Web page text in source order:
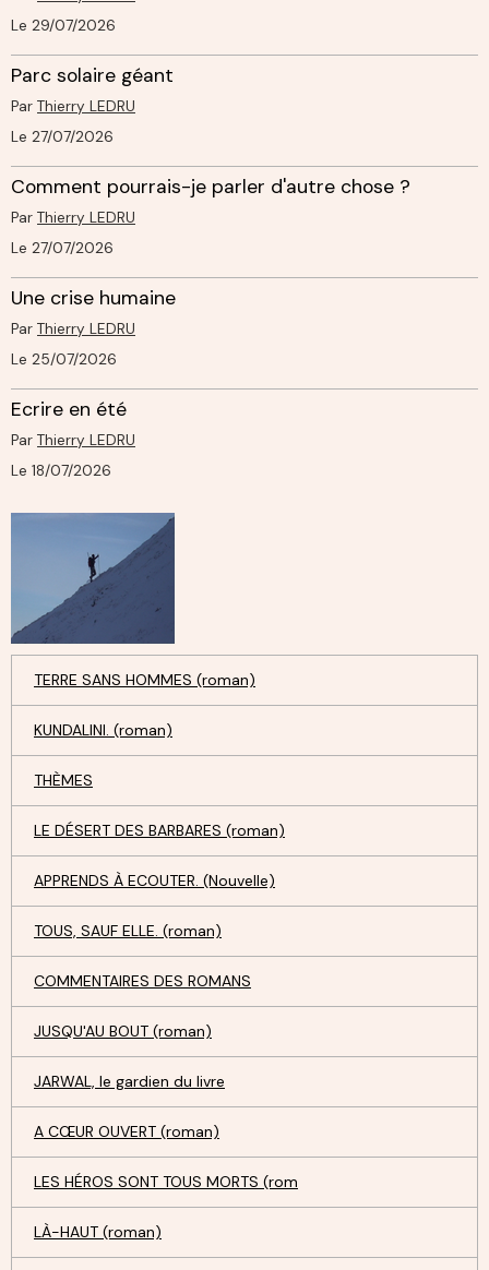
Le 29/07/2026
Parc solaire géant
Par Thierry LEDRU
Le 27/07/2026
Comment pourrais-je parler d'autre chose ?
Par Thierry LEDRU
Le 27/07/2026
Une crise humaine
Par Thierry LEDRU
Le 25/07/2026
Ecrire en été
Par Thierry LEDRU
Le 18/07/2026
TERRE SANS HOMMES (roman)
KUNDALINI. (roman)
THÈMES
LE DÉSERT DES BARBARES (roman)
APPRENDS À ECOUTER. (Nouvelle)
TOUS, SAUF ELLE. (roman)
COMMENTAIRES DES ROMANS
JUSQU'AU BOUT (roman)
JARWAL, le gardien du livre
A CŒUR OUVERT (roman)
LES HÉROS SONT TOUS MORTS (rom
LÀ-HAUT (roman)